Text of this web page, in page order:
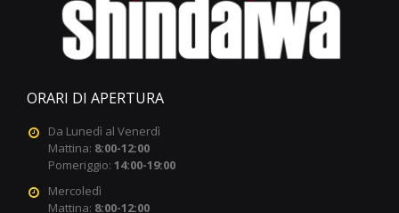
ORARI DI APERTURA
Da Lunedì al Venerdì
Mattina: 8:00-12:00
Pomeriggio: 14:00-19:00
Mercoledì
Mattina: 8:00-12:00